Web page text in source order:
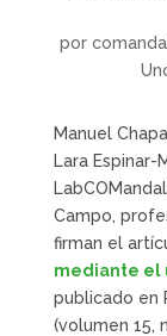
por
Manuel
Lara Espinar-
Campo,
firman el
mediante el
publicado en
(volumen 15,